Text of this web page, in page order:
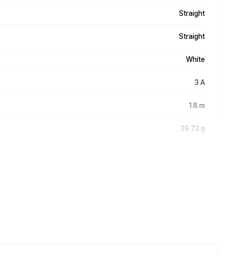
Straight
Straight
White
3 A
1.8 m
39.72 g